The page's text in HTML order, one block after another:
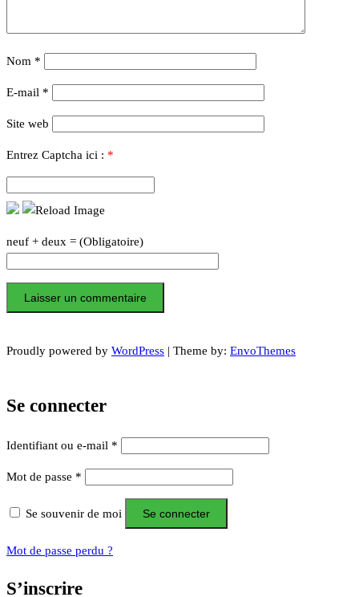
Nom *
E-mail *
Site web
Entrez Captcha ici : *
neuf + deux = (Obligatoire)
Proudly powered by WordPress | Theme by: EnvoThemes
Se connecter
Identifiant ou e-mail *
Mot de passe *
Se souvenir de moi Se connecter
Mot de passe perdu ?
S’inscrire